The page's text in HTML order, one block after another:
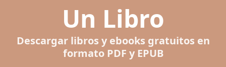
Un Libro
Descargar libros y ebooks gratuitos en
formato PDF y EPUB